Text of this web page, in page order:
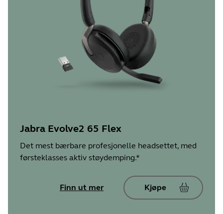
Jabra Evolve2 65 Flex
Det mest bærbare profesjonelle headsettet, med
førsteklasses aktiv støydemping.*
Finn ut mer Kjøpe